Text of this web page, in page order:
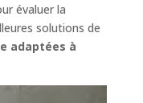
évaluer la
solutions de
adaptées à